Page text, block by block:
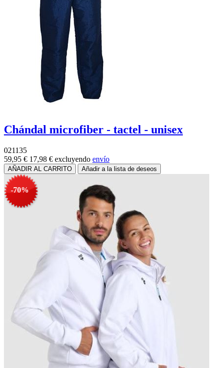
Chándal microfiber - tactel - unisex
021135
59,95 € 17,98 € excluyendo envío
-70%